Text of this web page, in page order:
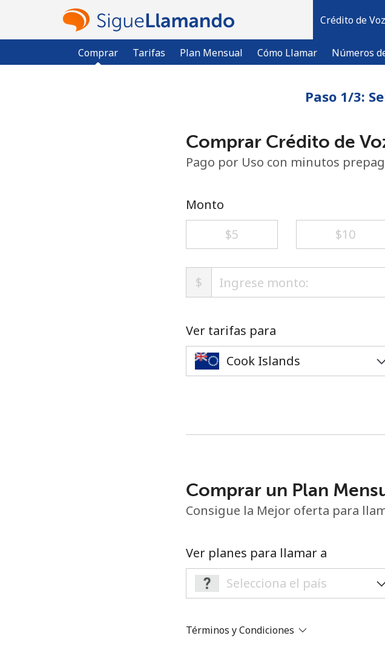
Crédito de Voz
Comprar Tarifas Plan Mensual Cómo Llamar Números
Mínimo 8
Un caracter especial
Paso 1/3:
Comprar Crédito de
Pago por Uso con minutos
Monto
⁦$5⁩
⁦$10⁩
$
Ver tarifas para
Comprar un Plan
Consigue la Mejor oferta para
Ver planes para llamar a
Términos y Condiciones